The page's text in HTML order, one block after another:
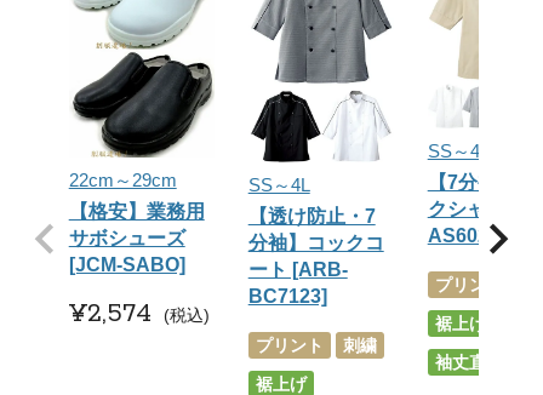
22cm～29cm
【格安】業務用
サボシューズ
[JCM-SABO]
¥2,574 税込
SS～4L
【透け防止・7
分袖】コックコ
ート [ARB-
BC7123]
プリント
刺繍
裾上げ
SS～4L
【7分袖】コ
クシャツ
AS6021]
プリント
裾上げ
袖丈直し